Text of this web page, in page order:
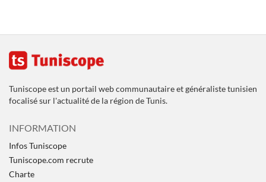
Tuniscope est un portail web communautaire et généraliste tunisien
focalisé sur l'actualité de la région de Tunis.
INFORMATION
Infos Tuniscope
Tuniscope.com recrute
Charte